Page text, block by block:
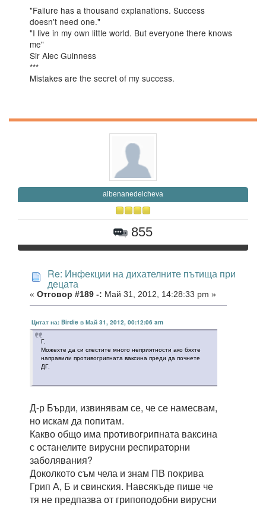
"Failure has a thousand explanations. Success
doesn't need one."
"I live in my own little world. But everyone there knows
me"
Sir Alec Guinness
***
Mistakes are the secret of my success.
albenanedelcheva
855
Re: Инфекции на дихателните пътища при
децата
« Отговор #189 -: Май 31, 2012, 14:28:33 pm »
Цитат на: Birdie в Май 31, 2012, 00:12:06 am
Г.
Можехте да си спестите много неприятности ако бяхте
направили противогрипната ваксина преди да почнете
ДГ.
Д-р Бърди, извинявам се, че се намесвам,
но искам да попитам.
Какво общо има противогрипната ваксина
с останелите вирусни респираторни
заболявания?
Доколкото съм чела и знам ПВ покрива
Грип А, Б и свинския. Навсякъде пише че
тя не предпазва от грипоподобни вирусни